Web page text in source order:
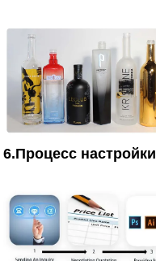
6.Процесс настройки